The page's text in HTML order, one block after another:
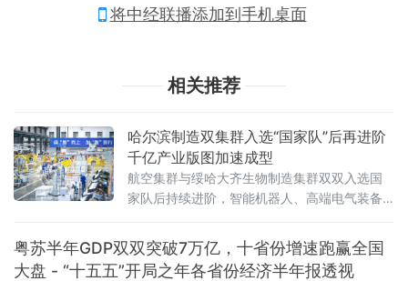
将中经联播添加到手机桌面
相关推荐
哈尔滨制造双集群入选“国家队”后再进阶
千亿产业版图加速成型
航空集群与绥哈大齐生物制造集群双双入选国
家队后持续进阶，智能机器人、高端电气装备
焕新”的产业版图正在冰城大地渐次铺展。双集
群入选“国家队”，产业根基持续夯实2
粤苏半年GDP双双突破7万亿，十省份增速跑赢全国
大盘 - “十五五”开局之年各省份经济半年报透视